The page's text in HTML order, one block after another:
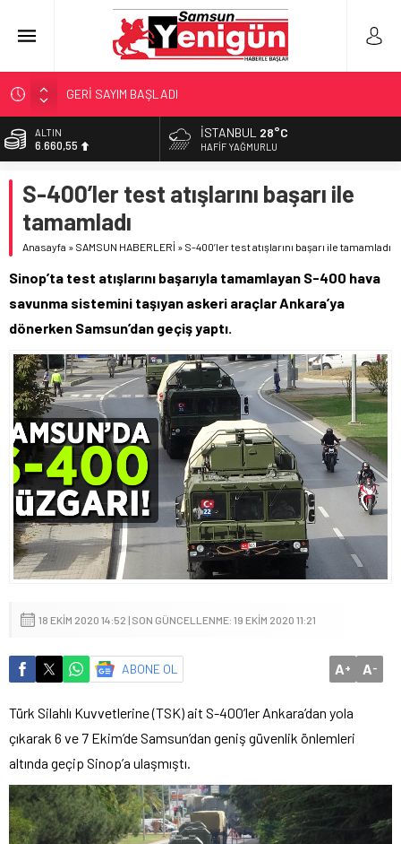
GERİ SAYIM BAŞLADI
SAMSUNSPOR’DA HEDEF 5’İNCİLİK!
‘BAFRA’YA YATIRIM YAPIN!’
YÖNETİCİ SEÇERKEN YAPILAN EN BÜYÜK HATALAR
ALTIN
6.660,55
13.779,39
DOLAR
47,7111
55,1881
İSTANBUL 28°C
HAFIF YAĞMURLU
S-400’ler test atışlarını başarı ile
tamamladı
Anasayfa » SAMSUN HABERLERİ » S-400’ler test atışlarını başarı ile tamamladı
Sinop’ta test atışlarını başarıyla tamamlayan S-400 hava
savunma sistemini taşıyan askeri araçlar Ankara’ya
dönerken Samsun’dan geçiş yaptı.
18 EKIM 2020 14:52 | SON GÜNCELLENME: 19 EKIM 2020 11:21
ABONE OL A+ A-
Türk Silahlı Kuvvetlerine (TSK) ait S-400’ler Ankara’dan yola
çıkarak 6 ve 7 Ekim’de Samsun’dan geniş güvenlik önlemleri
altında geçip Sinop’a ulaşmıştı.